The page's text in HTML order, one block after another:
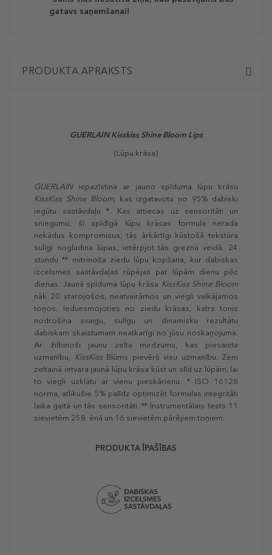
gatavs saņemšanai!
PRODUKTA APRAKSTS
GUERLAIN Kisskiss Shine Bloom Lips
(Lūpu krāsa)
GUERLAINiepazīstina ar jauno spīduma lūpu krāsu
KissKiss Shine Bloom, kas izgatavota no 95% dabiski
iegūtu sastāvdaļu *. Kas attiecas uz sensoritāti un
sniegumu, šī spīdīgā lūpu krāsas formula nerada
nekādus kompromisus; tās ārkārtīgi kūstošā tekstūra
sulīgi nogludina lūpas, ietērpjot tās greznā veidā. 24
stundu ** mitrinoša ziedu lūpu kopšana, kur dabiskas
izcelsmes sastāvdaļas rūpējas par lūpām dienu pēc
dienas. Jaunā spīduma lūpu krāsa KissKiss Shine Bloom
nāk 20 starojošos, neatvairāmos un viegli valkājamos
toņos. Iedvesmojoties no ziedu krāsas, katrs tonis
nodrošina svaigu, sulīgu un dinamisku rezultātu
dabiskam skaistumam neatkarīgi no jūsu noskaņojuma.
Ar žilbinoši jaunu zelta mirdzumu, kas piesaista
uzmanību, KissKissBlūms pievērš visu uzmanību. Zem
zeltainā ietvara jaunā lūpu krāsa kūst un slīd uz lūpām, lai
to viegli uzklātu ar vienu pieskārienu. * ISO 16128
norma, atlikušie 5% palīdz optimizēt formulas integritāti
laika gaitā un tās sensoritāti. ** Instrumentālais tests 11
sievietēm 258. ēnā un 16 sievietēm pārējiem toņiem.
PRODUKTA ĪPAŠĪBAS